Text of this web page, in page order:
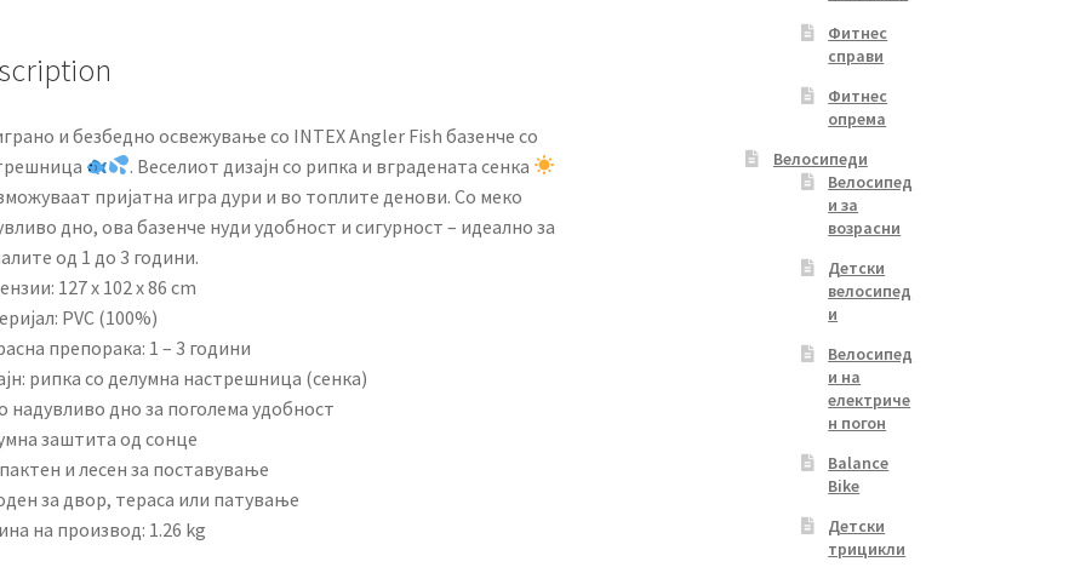
и безбедно освежување со INTEX Angler Fish базенче со
. Веселиот дизајн со рипка и вградената сенка
пријатна игра дури и во топлите денови. Со меко
дно, ова базенче нуди удобност и сигурност – идеално за
од 1 до 3 години.
127 x 102 x 86 cm
PVC (100%)
препорака: 1 – 3 години
рипка со делумна настрешница (сенка)
надувливо дно за поголема удобност
заштита од сонце
и лесен за поставување
за двор, тераса или патување
на производ: 1.26 kg
Фитнес
справи
Фитнес
опрема
Велосипеди
Велосипед
и за
возрасни
Детски
велосипед
и
Велосипед
и на
електриче
н погон
Balance
Bike
Детски
трицикли